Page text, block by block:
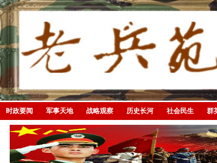
时政要闻 军事天地 战略观察 历史长河 社会民生 群